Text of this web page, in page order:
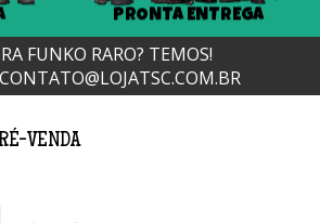
PRONTA ENTREGA
FUNKO RARO? TEMOS!
CONTATO@LOJATSC.COM.BR
VENDA